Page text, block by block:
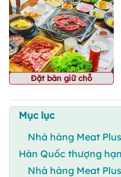
Đặt bàn giữ chỗ
Mục lục
Nhà hàng Meat
Hàn Quốc thượng
Nhà hàng Meat